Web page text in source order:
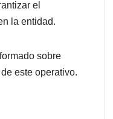
el
la entidad.
sobre
este operativo.